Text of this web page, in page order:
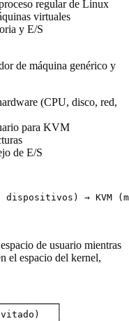
regular de Linux
virtuales
y E/S
de máquina genérico y
(CPU, disco, red,
para KVM
de E/S
de usuario mientras
el espacio del kernel,
│